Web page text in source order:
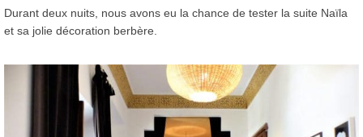
Durant deux nuits, nous avons eu la chance de tester la suite Naïla
et sa jolie décoration berbère.